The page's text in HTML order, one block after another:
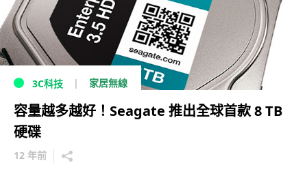
3C科技 家居無線
容量越多越好！Seagate 推出全球首款 8 TB
硬碟
12 年前